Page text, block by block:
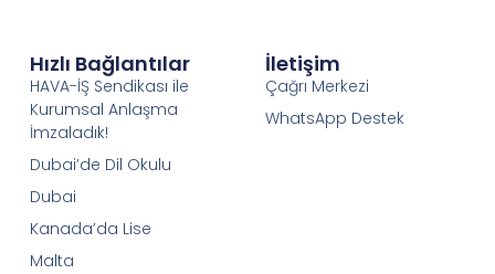
Hızlı Bağlantılar
HAVA-İŞ Sendikası ile
Kurumsal Anlaşma
İmzaladık!
Dubai’de Dil Okulu
Dubai
Kanada’da Lise
Malta
İletişim
Çağrı Merkezi
WhatsApp Destek